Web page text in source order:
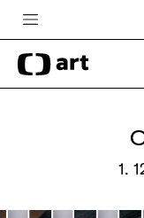
Česká televize
Zpravodajství
1.